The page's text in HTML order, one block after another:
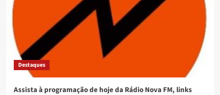
Destaques
Assista à programação de hoje da Rádio Nova FM, links